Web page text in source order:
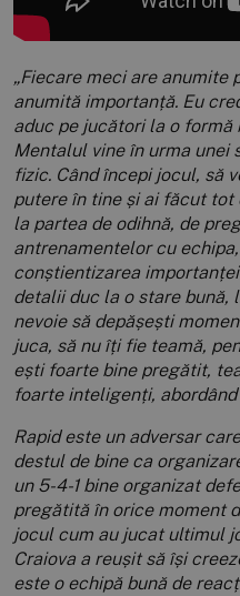
„Fiecare meci are
anumită importanță. Eu
aduc pe jucători la o formă
Mentalul vine în urma unei
fizic. Când începi jocul, să
putere în tine și ai făcut
la partea de odihnă, de
antrenamentelor cu
conștientizarea
detalii duc la o stare bună,
nevoie să depășești
juca, să nu îți fie teamă,
ești foarte bine pregătit,
foarte inteligenți,
Rapid este un adversar
destul de bine ca
un 5-4-1 bine organizat
pregătită în orice moment
jocul cum au jucat ultimul
Craiova a reușit să își
este o echipă bună de